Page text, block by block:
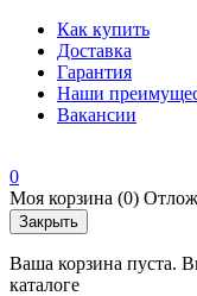
Как купить
Доставка
Гарантия
Наши
Вакансии
0
Моя корзина (0)
Закрыть
Ваша корзина пуста.
каталоге